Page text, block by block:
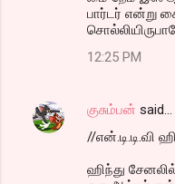
பார்டர் என்று
12:25 PM
குசும்பன் said…
//என்.டி.டி.வி
ஹிந்து